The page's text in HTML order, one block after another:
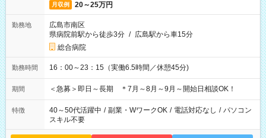
月収例 20～25万円
勤務地
広島市南区
県病院前駅から徒歩3分 / 広島駅から車15分
総合病院
勤務時間 16：00～23：15（実働6.5時間／休憩45分)
期間 ＜急募＞即日～長期 ＊7月～8月～9月～開始日相談OK！
特徴 40～50代活躍中 / 副業・WワークOK / 電話対応なし / パソコン
スキル不要